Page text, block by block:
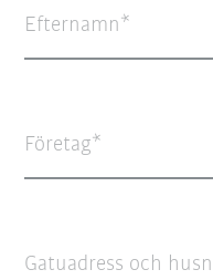
Efternamn
Företag
Gatuadress och